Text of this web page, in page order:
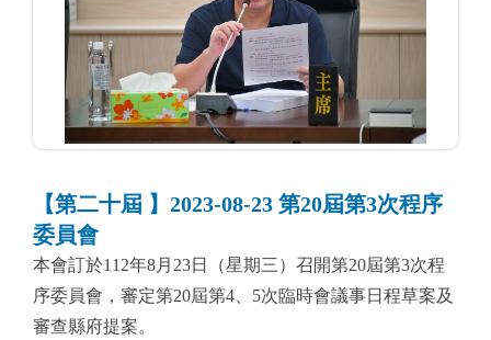
【第二十屆 】2023-08-23 第20屆第3次程序
委員會
本會訂於112年8月23日（星期三）召開第20屆第3次程
序委員會，審定第20屆第4、5次臨時會議事日程草案及
審查縣府提案。